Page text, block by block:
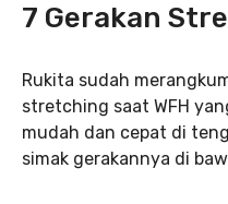
7 Gerakan
Rukita sudah
stretching saat WFH
mudah dan cepat di
simak gerakannya di